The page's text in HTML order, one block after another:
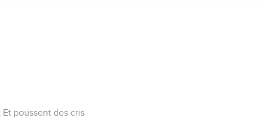
poussent des cris